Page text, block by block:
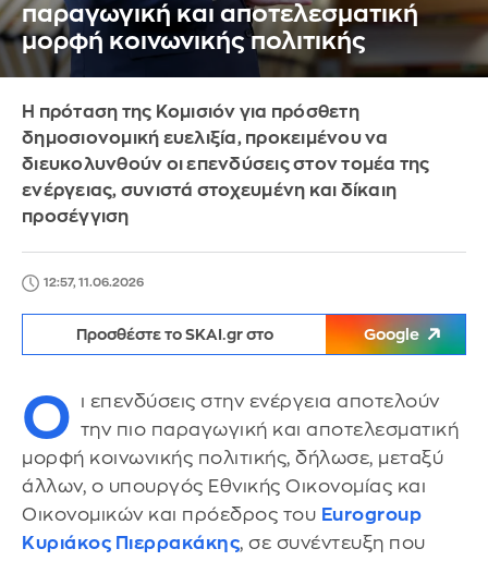
παραγωγική και αποτελεσματική
μορφή κοινωνικής πολιτικής
Η πρόταση της Κομισιόν για πρόσθετη
δημοσιονομική ευελιξία, προκειμένου να
διευκολυνθούν οι επενδύσεις στον τομέα της
ενέργειας, συνιστά στοχευμένη και δίκαιη
προσέγγιση
12:57, 11.06.2026
Προσθέστε το SKAI.gr στο Google
Ο
ι επενδύσεις στην ενέργεια αποτελούν
την πιο παραγωγική και αποτελεσματική
μορφή κοινωνικής πολιτικής, δήλωσε, μεταξύ
άλλων, ο υπουργός Εθνικής Οικονομίας και
Οικονομικών και πρόεδρος του Eurogroup
Κυριάκος Πιερρακάκης, σε συνέντευξη που